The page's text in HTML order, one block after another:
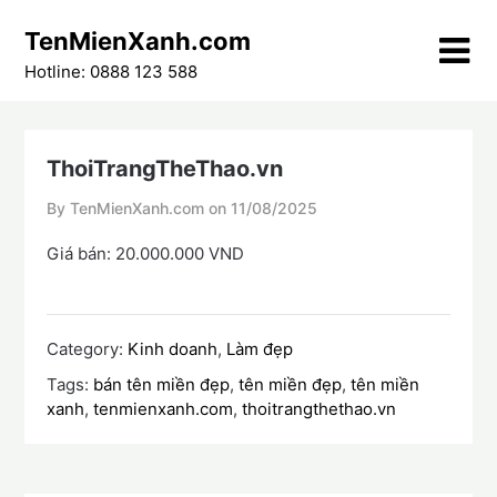
content
TenMienXanh.com
Hotline: 0888 123 588
ThoiTrangTheThao.vn
By TenMienXanh.com on 11/08/2025
Giá bán: 20.000.000 VND
Category: Kinh doanh, Làm đẹp
Tags: bán tên miền đẹp,tên miền đẹp,tên miền
xanh,tenmienxanh.com,thoitrangthethao.vn